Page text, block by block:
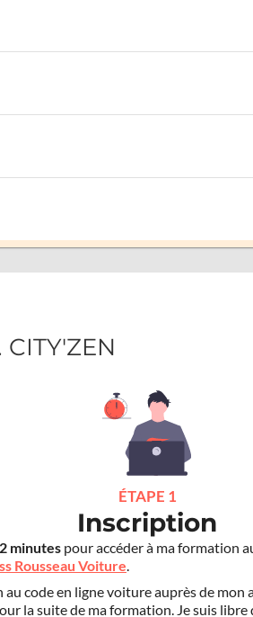
ÉTAPE 1
Inscription
minutes pour accéder à ma formation
Rousseau Voiture
code en ligne voiture auprès de mon
la suite de ma formation. Je suis